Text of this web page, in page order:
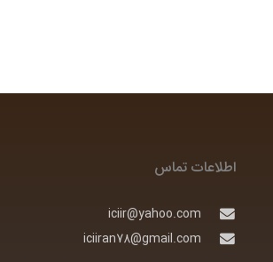
اطلاعات تماس
iciir@yahoo.com
iciiran78@gmail.com